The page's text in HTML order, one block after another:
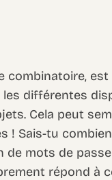
combinatoire,
différentes
Cela peut
! Sais-tu
de mots de
répond à